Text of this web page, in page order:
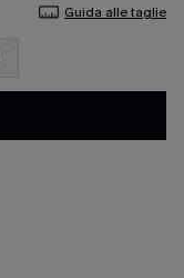
Guida alle taglie